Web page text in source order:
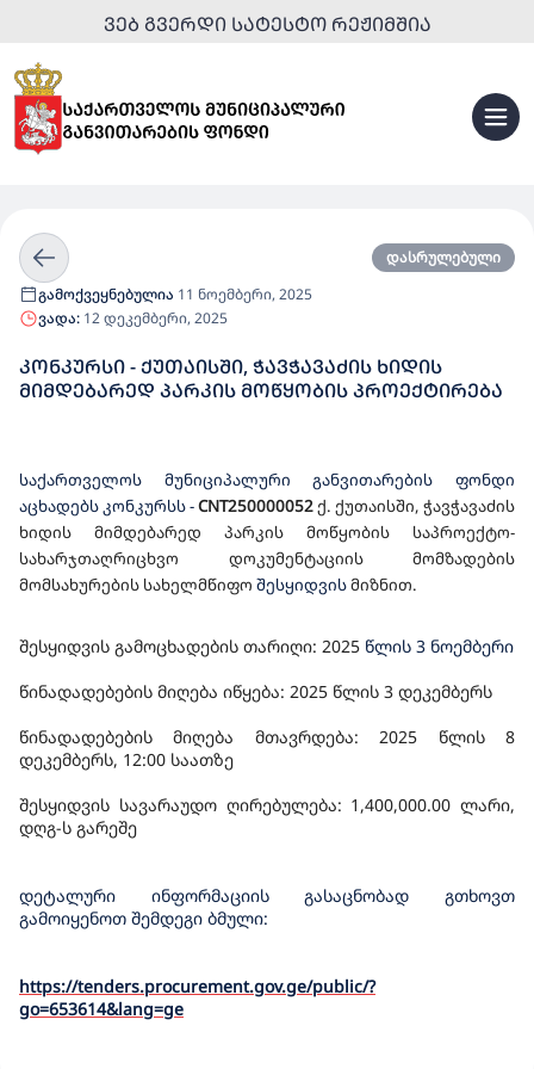
ᲕᲔᲑ ᲒᲕᲔᲠᲓᲘ ᲡᲐᲢᲔᲡᲢᲝ ᲠᲔᲟᲘᲛᲨᲘᲐ
დასრულებული
გამოქვეყნებულია 11 ნოემბერი, 2025
ვადა: 12 დეკემბერი, 2025
ᲙᲝᲜᲙᲣᲠᲡᲘ - ᲥᲣᲗᲐᲘᲡᲨᲘ, ᲭᲐᲕᲭᲐᲕᲐᲫᲘᲡ ᲮᲘᲓᲘᲡ
ᲛᲘᲛᲓᲔᲑᲐᲠᲔᲓ ᲞᲐᲠᲙᲘᲡ ᲛᲝᲬᲧᲝᲑᲘᲡ ᲞᲠᲝᲔᲥᲢᲘᲠᲔᲑᲐ
საქართველოს მუნიციპალური განვითარების ფონდი
აცხადებს კონკურსს-CNT250000052ქ. ქუთაისში, ჭავჭავაძის
ხიდის მიმდებარედ პარკის მოწყობის საპროექტო-
სახარჯთაღრიცხვო დოკუმენტაციის მომზადების
მომსახურების სახელმწიფო შესყიდვისმიზნით.
შესყიდვის გამოცხადების თარიღი: 2025 წლის 3 ნოემბერი
წინადადებების მიღება იწყება: 2025 წლის 3 დეკემბერს
წინადადებების მიღება მთავრდება: 2025 წლის 8
დეკემბერს, 12:00 საათზე
შესყიდვის სავარაუდო ღირებულება: 1,400,000.00 ლარი,
დღგ-ს გარეშე
დეტალური ინფორმაციის გასაცნობად გთხოვთ
გამოიყენოთ შემდეგი ბმული:
https://tenders.procurement.gov.ge/public/?
go=653614&lang=ge